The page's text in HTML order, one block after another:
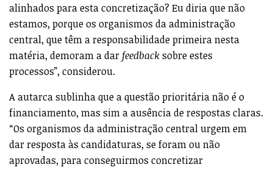
alinhados para esta concretização? Eu diria que não
estamos, porque os organismos da administração
central, que têm a responsabilidade primeira nesta
matéria, demoram a darfeedbacksobre estes
processos”, considerou.
A autarca sublinha que a questão prioritária não é o
financiamento, mas sim a ausência de respostas claras.
“Os organismos da administração central urgem em
dar resposta às candidaturas, se foram ou não
aprovadas, para conseguirmos concretizar